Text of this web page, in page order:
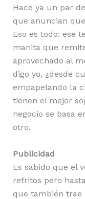
Hace ya un par
que anuncian
Eso es todo: ese
manita que
aprovechado al
digo yo, ¿desde
empapelando la
tienen el mejor
negocio se basa
otro.
Publicidad
Es sabido que el
refritos pero
que también trae